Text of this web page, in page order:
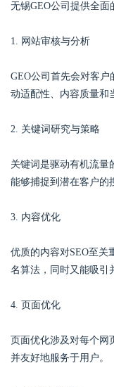
无锡GEO公司提供全面
1. 网站审核与分析
GEO公司首先会对客
动适配性、内容质量和
2. 关键词研究与策略
关键词是驱动有机流量
能够捕捉到潜在客户的
3. 内容优化
优质的内容对SEO至关
名算法，同时又能吸引
4. 页面优化
页面优化涉及对每个网
并友好地服务于用户。